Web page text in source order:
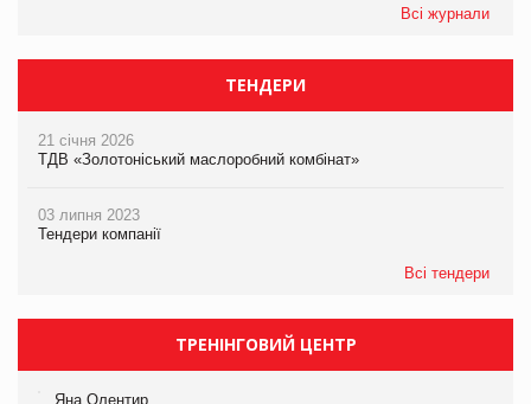
Всі журнали
ТЕНДЕРИ
21 січня 2026
ТДВ «Золотоніський маслоробний комбінат»
03 липня 2023
Тендери компанії
Всі тендери
ТРЕНІНГОВИЙ ЦЕНТР
Яна Олентир